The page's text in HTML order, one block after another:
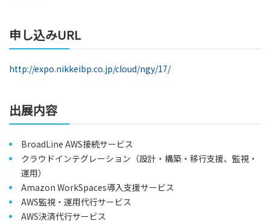
申し込みURL
http://expo.nikkeibp.co.jp/cloud/ngy/17/
出展内容
BroadLine AWS接続サービス
クラウドインテグレーション（設計・構築・移行支援、監視・
運用）
Amazon WorkSpaces導入支援サービス
AWS監視・運用代行サービス
AWS決済代行サービス